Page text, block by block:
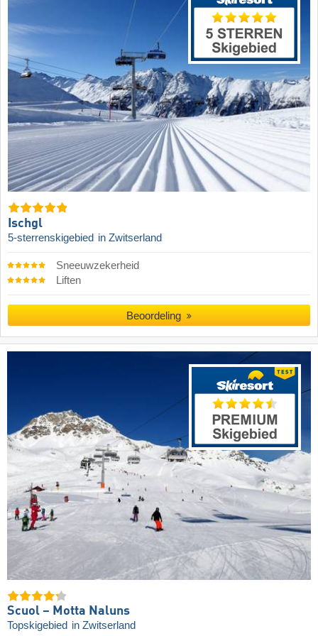
Ischgl
5-sterrenskigebied in Zwitserland
Sneeuwzekerheid
Liften
Beoordeling
Scuol – Motta Naluns
Topskigebied in Zwitserland